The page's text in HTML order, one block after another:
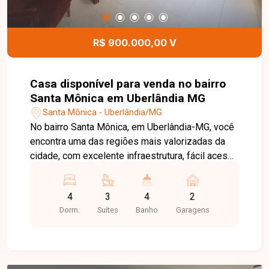
desta casa.
R$ 900.000,00 V
Casa disponível para venda no bairro
Santa Mônica em Uberlândia MG
Santa Mônica - Uberlândia/MG
No bairro Santa Mônica, em Uberlândia-MG, você
encontra uma das regiões mais valorizadas da
cidade, com excelente infraestrutura, fácil acesso
restaurantes e às principais avenidas,
oferecendo praticidade e qualidade de vida.
Sobrado disponível para venda em terreno de
4
Dorm.
3
Suítes
4
Banho
2
Garagens